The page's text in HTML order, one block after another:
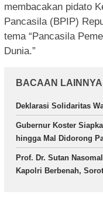
membacakan pidato
Pancasila (BPIP)
tema “Pancasila
Dunia.”
BACAAN LAINNYA
Deklarasi Solidaritas
Gubernur Koster
hingga Mal Didorong
Prof. Dr. Sutan
Kapolri Berbenah,